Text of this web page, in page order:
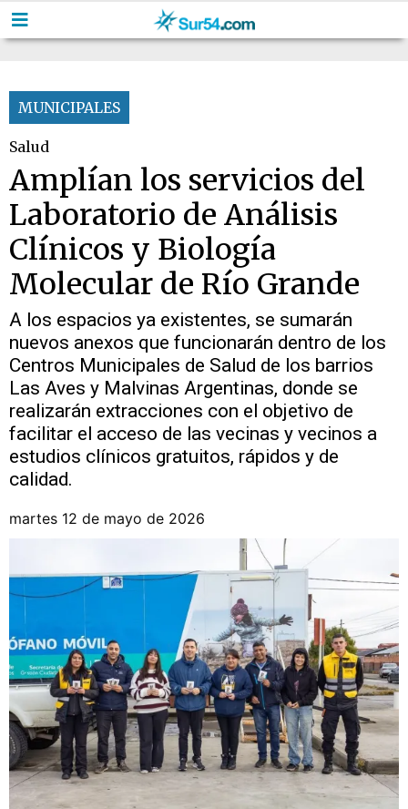
MUNICIPALES
Salud
Amplían los servicios del
Laboratorio de Análisis
Clínicos y Biología
Molecular de Río Grande
A los espacios ya existentes, se sumarán
nuevos anexos que funcionarán dentro de los
Centros Municipales de Salud de los barrios
Las Aves y Malvinas Argentinas, donde se
realizarán extracciones con el objetivo de
facilitar el acceso de las vecinas y vecinos a
estudios clínicos gratuitos, rápidos y de
calidad.
martes 12 de mayo de 2026